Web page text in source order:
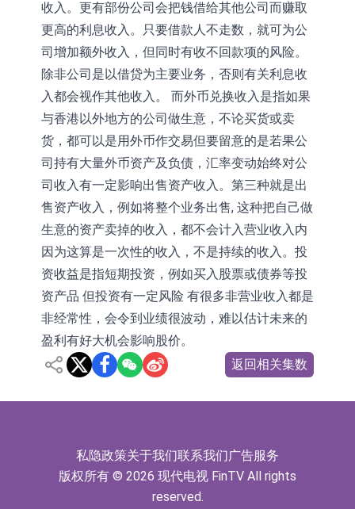
拉升，欣天科技(300615.CN)涨
19.97%
【异动股】港股跌幅榜前十，天瑞汽
车内饰(06162.HK)跌18.00%，德信服
务集团(02215.HK)跌16.33%
和光智成完成天使轮数千万融资
10年期港元特区政府机构债券将于
2026年8月12日透过重开进行投标
收入。更有部份公司会把钱借给其他公司而赚取
更高的利息收入。只要借款人不走数，就可为公
司增加额外收入，但同时有收不回款项的风险。
除非公司是以借贷为主要业务，否则有关利息收
入都会视作其他收入。 而外币兑换收入是指如果
与香港以外地方的公司做生意，不论买货或卖
货，都可以是用外币作交易但要留意的是若果公
司持有大量外币资产及负债，汇率变动始终对公
司收入有一定影响出售资产收入。第三种就是出
售资产收入，例如将整个业务出售, 这种把自己做
生意的资产卖掉的收入，都不会计入营业收入内
因为这算是一次性的收入，不是持续的收入。投
资收益是指短期投资，例如买入股票或债券等投
资产品 但投资有一定风险 有很多非营业收入都是
非经常性，会令到业绩很波动，难以估计未来的
盈利有好大机会影响股价。
返回相关集数
私隐政策关于我们联系我们广告服务
版权所有 © 2026 现代电视 FinTV All rights
reserved.